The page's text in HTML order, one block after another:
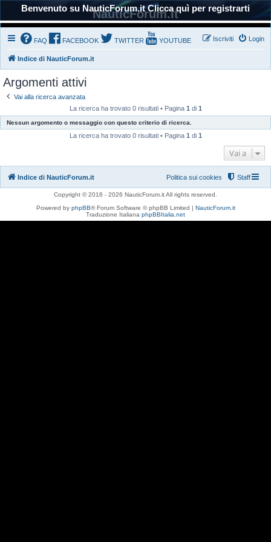
Benvenuto su NauticForum.it Clicca quì per registrarti
NauticForum.it
FAQ FACEBOOK TWITTER YOUTUBE Login
Iscriviti
Indice di NauticForum.it
Argomenti attivi
Vai alla ricerca avanzata
La ricerca ha trovato 0 risultati • Pagina 1 di 1
Nessun argomento o messaggio con questo criterio di ricerca.
La ricerca ha trovato 0 risultati • Pagina 1 di 1
Vai a
Indice di NauticForum.it Staff
Politica sui cookies
Copyright © 2016 - 2026 NauticForum.it All rights reserved.
Powered by phpBB® Forum Software © phpBB Limited | NauticForum.it
Traduzione Italiana phpBBItalia.net